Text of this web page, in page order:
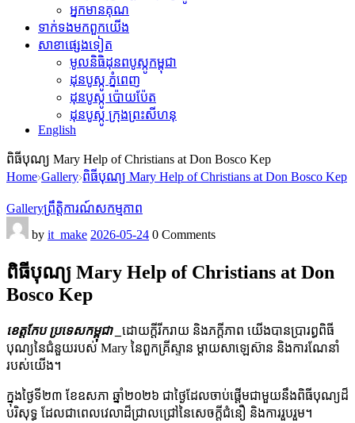
អ្នកមានគុណ
ទាក់ទង​មក​ពួក​យើង
សាខាផ្សេងទៀត
មូលនិធិដុនពបូស្កូកម្ពុជា
ដុនបូស្កូ ភ្នំពេញ
ដុនបូស្កូ ប៉ោយប៉ែត
ដុនបូស្កូ ក្រុងព្រះសីហនុ
English
ពិធីបុណ្យ Mary Help of Christians at Don Bosco Kep
Home Gallery ពិធីបុណ្យ Mary Help of Christians at Don Bosco Kep
Galleryព្រឹត្តិការណ៍សកម្មភាព
by it_make 2026-05-24 0 Comments
ពិធីបុណ្យ Mary Help of Christians at Don
Bosco Kep
ខេត្តកែប​ប្រទេសកម្ពុជា _ ដោយក្តីរីករាយ និងភក្តីភាព យើងបានប្រារព្ធពិធី
បុណ្យនៃជំនួយរបស់ Mary នៃពួកគ្រីស្ទាន ម្តាយសាឡេស៊ាន និងការណែនាំ
របស់យើង។
ក្នុងថ្ងៃទី២៣ ខែឧសភា ឆ្នាំ២០២៦ ជាថ្ងៃដែលចាប់ផ្តើមជាមួយនឹងពិធីបុណ្យដ៏
បរិសុទ្ធ ដែលជាពេលវេលាដ៏ជ្រាលជ្រៅនៃសេចក្តីជំនឿ និងការរួបរួម។